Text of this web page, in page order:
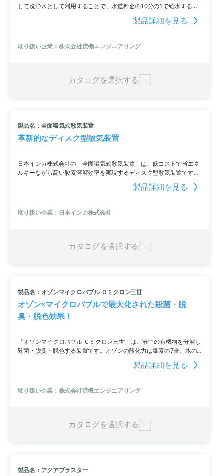
して洗浄水として利用することで、水道料金の10分の1で給水するこ
とができるシステムを提案しています。河川水を使用することで、浄
化利用による水道水の90%オフを実現し、ランニングコストの低減を
せください。
製品詳細を見る
取り扱い企業：株式会社流機エンジニアリング
カタログを選択する
製品名：全面曝気式散気装置
革新的なディスク型散気装置
日本インカ株式会社の「全面曝気式散気装置」は、低コストで省エネ
ルギーながら高い酸素溶解効率を実現するディスク型散気装置です。
曝気槽のブロワーを停止せずに洗浄することができるため、メンテナ
製品詳細を見る
取り扱い企業：日本インカ株式会社
カタログを選択する
製品名：オゾンマイクロバブル Ｏミクロン三世
オゾン×マイクロバブルで最大化された殺菌・脱
臭・脱色効果！
「オゾンマイクロバブル Ｏミクロン三世」は、液中の有機物を分解し
殺菌・脱臭・脱色する装置です。オゾンの酸化力は塩素の7倍、水の
殺菌・脱臭・脱色に非常に高い効果を発揮。また、オゾン排気が出な
いため、排オゾン装置が不要です。実際の素材でサンプル分析/テスト
製品詳細を見る
取り扱い企業：株式会社流機エンジニアリング
カタログを選択する
製品名：アクアブラスター